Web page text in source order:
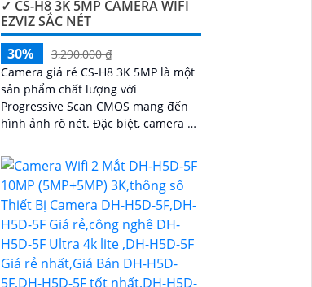
✓ CS-H8 3K 5MP CAMERA WIFI
EZVIZ SẮC NÉT
30%
3,290,000 ₫
Camera giá rẻ CS-H8 3K 5MP là một
sản phẩm chất lượng với
Progressive Scan CMOS mang đến
hình ảnh rõ nét. Đặc biệt, camera có
khả năng quan sát tối đa 30m bằng
công nghệ Hồng Ngoại